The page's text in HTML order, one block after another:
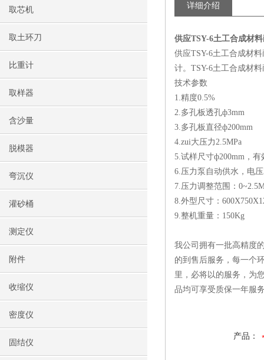
取芯机
取土环刀
比重计
取样器
含沙量
脱模器
弯沉仪
灌砂桶
测定仪
附件
收缩仪
密度仪
固结仪
详细介绍
供应TSY-6土工合成材
供应TSY-6土工合成材
计。TSY-6土工合成材
技术参数
1.精度0.5%
2.多孔板透孔
3.多孔板直径ф200mm
4.zui大压力2.5MPa
5.试样尺寸ф200mm，
6.压力泵自动供水，电压
7.压力调整范围：
8.外型尺寸：
9.整机重量：150Kg
我公司拥有一批高精度
的到售后服务，每一个
里，必将以的服务，为
品均可享受质保一年服
产品：